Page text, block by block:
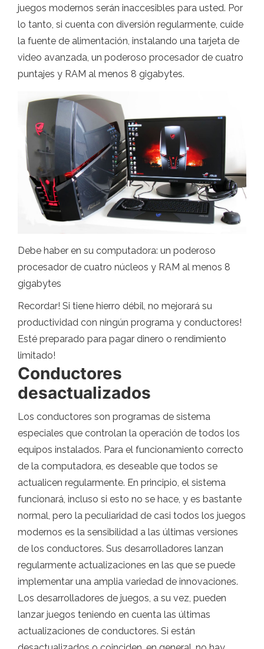
juegos modernos serán inaccesibles para usted. Por
lo tanto, si cuenta con diversión regularmente, cuide
la fuente de alimentación, instalando una tarjeta de
video avanzada, un poderoso procesador de cuatro
puntajes y RAM al menos 8 gigabytes.
Debe haber en su computadora: un poderoso
procesador de cuatro núcleos y RAM al menos 8
gigabytes
Recordar! Si tiene hierro débil, no mejorará su
productividad con ningún programa y conductores!
Esté preparado para pagar dinero o rendimiento
limitado!
Conductores
desactualizados
Los conductores son programas de sistema
especiales que controlan la operación de todos los
equipos instalados. Para el funcionamiento correcto
de la computadora, es deseable que todos se
actualicen regularmente. En principio, el sistema
funcionará, incluso si esto no se hace, y es bastante
normal, pero la peculiaridad de casi todos los juegos
modernos es la sensibilidad a las últimas versiones
de los conductores. Sus desarrolladores lanzan
regularmente actualizaciones en las que se puede
implementar una amplia variedad de innovaciones.
Los desarrolladores de juegos, a su vez, pueden
lanzar juegos teniendo en cuenta las últimas
actualizaciones de conductores. Si están